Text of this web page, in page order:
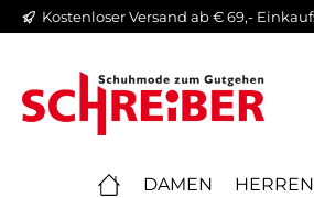
Zur Hauptnavigation
Kostenloser Versand ab € 69,-
DAMEN HERREN